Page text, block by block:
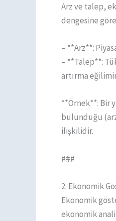
Arz ve talep,
dengesine
– **Arz**:
– **Talep**:
artırma
**Örnek**: Bir
bulunduğu
ilişkilidir.
###
2. Ekonomik
Ekonomik
ekonomik